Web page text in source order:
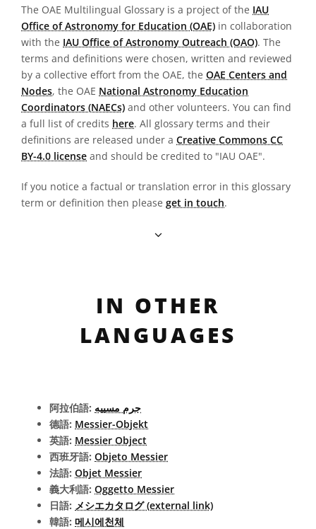
The OAE Multilingual Glossary is a project of the IAU
Office of Astronomy for Education (OAE) in collaboration
with the IAU Office of Astronomy Outreach (OAO). The
terms and definitions were chosen, written and reviewed
by a collective effort from the OAE, the OAE Centers and
Nodes, the OAE National Astronomy Education
Coordinators (NAECs) and other volunteers. You can find
a full list of credits here. All glossary terms and their
definitions are released under a Creative Commons CC
BY-4.0 license and should be credited to "IAU OAE".
If you notice a factual or translation error in this glossary
term or definition then please get in touch.
IN OTHER
LANGUAGES
阿拉伯語: جرم مسييه
德語: Messier-Objekt
英語: Messier Object
西班牙語: Objeto Messier
法語: Objet Messier
義大利語: Oggetto Messier
日語: メシエカタログ (external link)
韓語: 메시에천체